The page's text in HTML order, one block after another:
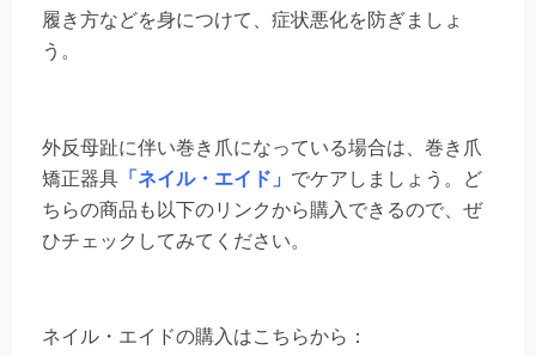
履き方などを身につけて、症状悪化を防ぎましょ
う。
外反母趾に伴い巻き爪になっている場合は、巻き爪
矯正器具 「ネイル・エイド」 でケアしましょう。ど
ちらの商品も以下のリンクから購入できるので、ぜ
ひチェックしてみてください。
ネイル・エイドの購入はこちらから：